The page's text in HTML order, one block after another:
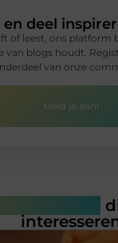
deel
of leest, ons platform
van blogs houdt.
van onze
Meld je aan!